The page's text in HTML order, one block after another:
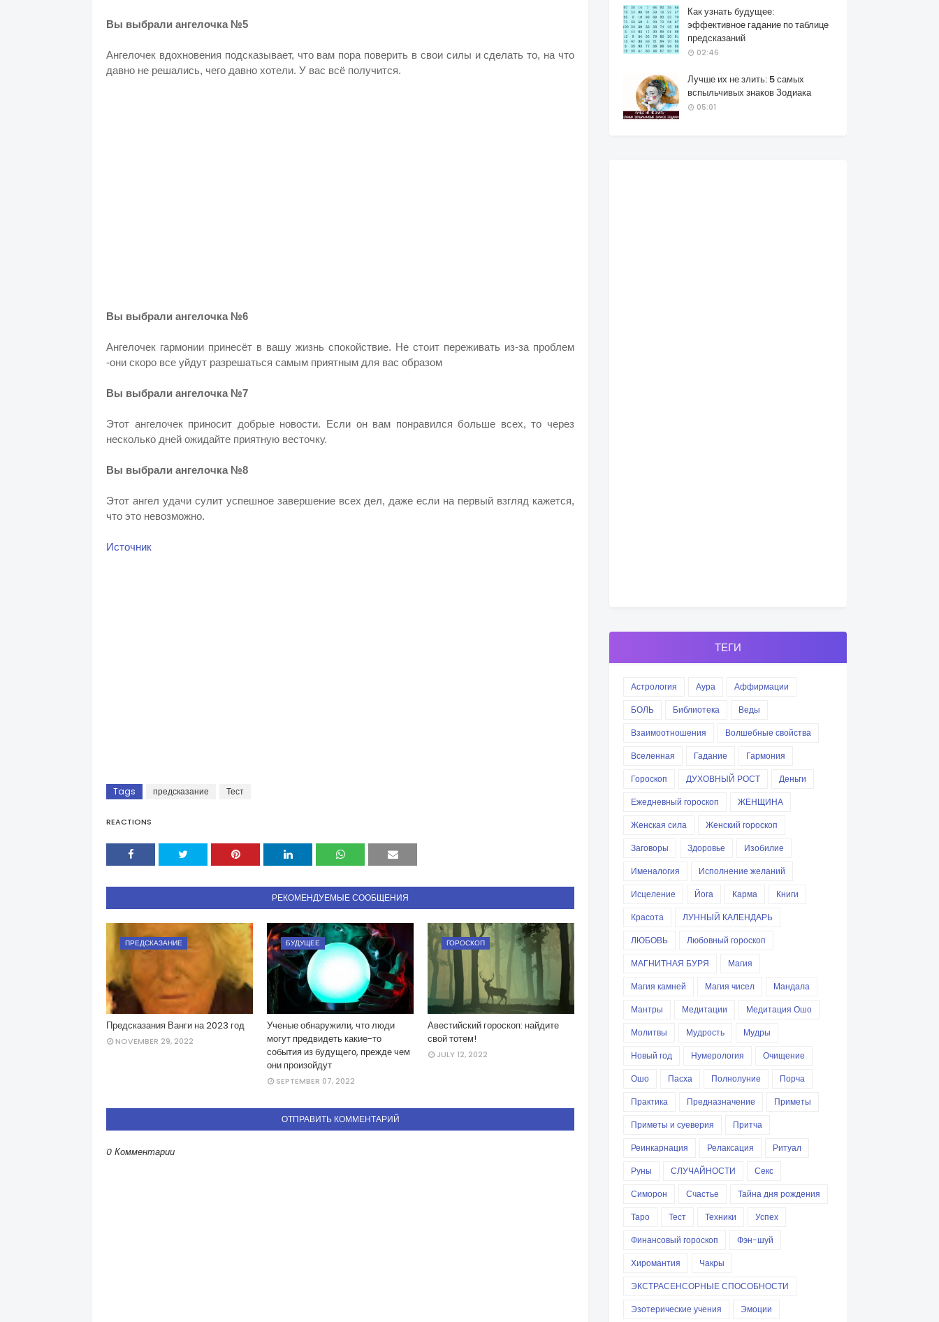
Вы выбрали ангелочка №5
Ангелочек вдохновения подсказывает, что вам пора поверить в свои силы и сделать то, на что
давно не решались, чего давно хотели. У вас всё получится.
Вы выбрали ангелочка №6
Ангелочек гармонии принесёт в вашу жизнь спокойствие. Не стоит переживать из-за проблем
-они скоро все уйдут разрешаться самым приятным для вас образом
Вы выбрали ангелочка №7
Этот ангелочек приносит добрые новости. Если он вам понравился больше всех, то через
несколько дней ожидайте приятную весточку.
Вы выбрали ангелочка №8
Этот ангел удачи сулит успешное завершение всех дел, даже если на первый взгляд кажется,
что это невозможно.
Источник
Tags предсказание Тест
REACTIONS
РЕКОМЕНДУЕМЫЕ СООБЩЕНИЯ
ПРЕДСКАЗАНИЕ
Предсказания Ванги на 2023 год
NOVEMBER 29, 2022
БУДУЩЕЕ
Ученые обнаружили, что люди
могут предвидеть какие-то
события из будущего, прежде чем
они произойдут
SEPTEMBER 07, 2022
ГОРОСКОП
Авестийский гороскоп: найдите
свой тотем!
JULY 12, 2022
ОТПРАВИТЬ КОММЕНТАРИЙ
0 Комментарии
Как узнать будущее:
эффективное гадание по таблице
предсказаний
02:46
Лучше их не злить: 5 самых
вспыльчивых знаков Зодиака
05:01
ТЕГИ
Астрология Аура
Аффирмации
БОЛЬ
Библиотека
Веды
Взаимоотношения
Волшебные свойства
Вселенная
Гадание
Гармония
Гороскоп
ДУХОВНЫЙ РОСТ
Деньги
Ежедневный гороскоп
ЖЕНЩИНА
Женская сила
Женский гороскоп
Заговоры
Здоровье
Изобилие
Именалогия
Исполнение желаний
Исцеление
Йога Карма
Книги
Красота
ЛУННЫЙ КАЛЕНДАРЬ
ЛЮБОВЬ
Любовный гороскоп
МАГНИТНАЯ БУРЯ
Магия
Магия камней
Магия чисел
Мандала
Мантры
Медитации
Медитация Ошо
Молитвы
Мудрость
Мудры
Новый год
Нумерология
Очищение
Ошо
Пасха Полнолуние
Порча
Практика
Предназначение
Приметы
Приметы и суеверия
Притча
Реинкарнация
Релаксация
Ритуал
Руны
СЛУЧАЙНОСТИ
Секс
Симорон
Счастье
Тайна дня рождения
Таро
Тест Техники
Успех
Финансовый гороскоп
Фэн-шуй
Хиромантия
Чакры
ЭКСТРАСЕНСОРНЫЕ СПОСОБНОСТИ
Эзотерические учения
Эмоции